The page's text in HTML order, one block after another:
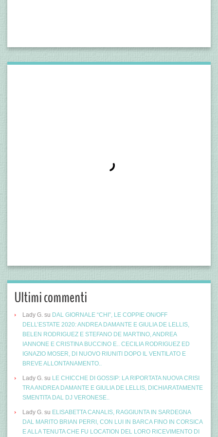
Ultimi commenti
Lady G. su DAL GIORNALE “CHI”, LE COPPIE ON/OFF
DELL’ESTATE 2020: ANDREA DAMANTE E GIULIA DE LELLIS,
BELEN RODRIGUEZ E STEFANO DE MARTINO, ANDREA
IANNONE E CRISTINA BUCCINO E.. CECILIA RODRIGUEZ ED
IGNAZIO MOSER, DI NUOVO RIUNITI DOPO IL VENTILATO E
BREVE ALLONTANAMENTO..
Lady G. su LE CHICCHE DI GOSSIP: LA RIPORTATA NUOVA CRISI
TRA ANDREA DAMANTE E GIULIA DE LELLIS, DICHIARATAMENTE
SMENTITA DAL DJ VERONESE..
Lady G. su ELISABETTA CANALIS, RAGGIUNTA IN SARDEGNA
DAL MARITO BRIAN PERRI, CON LUI IN BARCA FINO IN CORSICA
E ALLA TENUTA CHE FU LOCATION DEL LORO RICEVIMENTO DI